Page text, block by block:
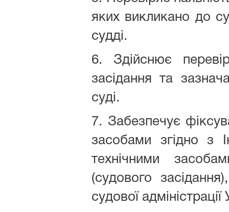
яких викликано до
судді.
6. Здійснює
засідання та
суді.
7. Забезпечує
засобами згідно з
технічними
(судового
судової